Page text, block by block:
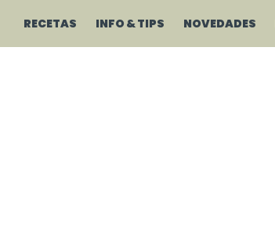
RECETAS INFO & TIPS NOVEDADES